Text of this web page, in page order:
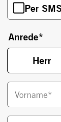
Per
Anrede*
Herr
Vorname*